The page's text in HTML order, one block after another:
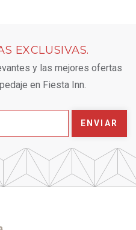
EXCLUSIVAS.
y las mejores ofertas
en Fiesta Inn.
ENVIAR